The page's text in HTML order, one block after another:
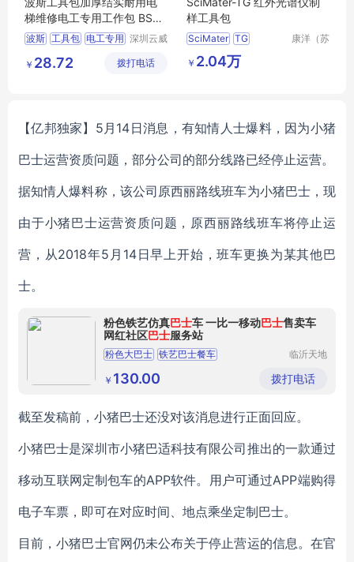
梯维修电工专用工作包 BS52
5314
波斯 工具包 电工专用 深圳云威
有限公司
￥ 28.72 拨打电话
样工具包
SciMater TG
红外光谱仪制样工具包
康洋（苏
￥ 2.04万
【亿邦独家】5月14日消息，有知情人士爆料，因为小猪
巴士运营资质问题，部分公司的部分线路已经停止运营。
据知情人爆料称，该公司原西丽路线班车为小猪巴士，现
由于小猪巴士运营资质问题，原西丽路线班车将停止运
营，从2018年5月14日早上开始，班车更换为某其他巴
士。
粉色铁艺仿真巴士车 一比一移动巴士售卖车
网红社区巴士服务站
粉色大巴士 铁艺巴士餐车
移动巴士售卖车
巴士服务站
临沂天地
公司
￥ 130.00 拨打电话
截至发稿前，小猪巴士还没对该消息进行正面回应。
小猪巴士是深圳市小猪巴适科技有限公司推出的一款通过
移动互联网定制包车的APP软件。用户可通过APP端购得
电子车票，即可在对应时间、地点乘坐定制巴士。
目前，小猪巴士官网仍未公布关于停止营运的信息。在官